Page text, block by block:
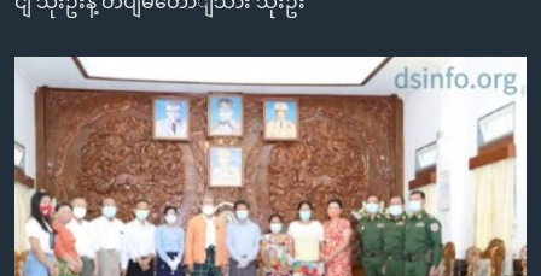
စာမျက်နှာ
ရန်
ရှာဖွေ
ရန်
နေရာ
သို့
ဘာသာစကားများ